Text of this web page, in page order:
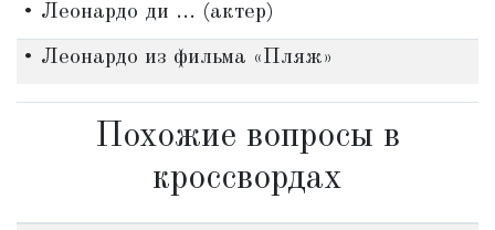
• Леонардо ди ... (актер)
• Леонардо из фильма «Пляж»
Похожие вопросы в
кроссвордах